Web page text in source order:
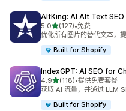
AltKing: AI Alt Text SEO
5.0星（满分 5 星）
(127)
总共 127 条评论
•免费
优化所有图片的替代文本，
Built for Shopify
IndexGPT: AI SEO for
4.9星（满分 5 星）
(118)
总共 118 条评论
•提供免费套餐
获取 AI 流量，并通过 LLM
Built for Shopify